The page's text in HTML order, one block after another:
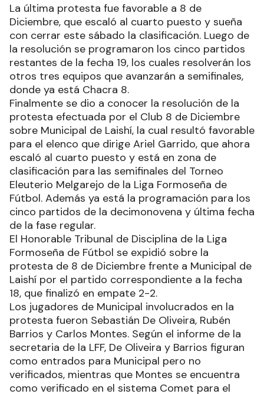
La última protesta fue favorable a 8 de
Diciembre, que escaló al cuarto puesto y sueña
con cerrar este sábado la clasificación. Luego de
la resolución se programaron los cinco partidos
restantes de la fecha 19, los cuales resolverán los
otros tres equipos que avanzarán a semifinales,
donde ya está Chacra 8.
Finalmente se dio a conocer la resolución de la
protesta efectuada por el Club 8 de Diciembre
sobre Municipal de Laishí, la cual resultó favorable
para el elenco que dirige Ariel Garrido, que ahora
escaló al cuarto puesto y está en zona de
clasificación para las semifinales del Torneo
Eleuterio Melgarejo de la Liga Formoseña de
Fútbol. Además ya está la programación para los
cinco partidos de la decimonovena y última fecha
de la fase regular.
El Honorable Tribunal de Disciplina de la Liga
Formoseña de Fútbol se expidió sobre la
protesta de 8 de Diciembre frente a Municipal de
Laishí por el partido correspondiente a la fecha
18, que finalizó en empate 2-2.
Los jugadores de Municipal involucrados en la
protesta fueron Sebastián De Oliveira, Rubén
Barrios y Carlos Montes. Según el informe de la
secretaria de la LFF, De Oliveira y Barrios figuran
como entrados para Municipal pero no
verificados, mientras que Montes se encuentra
como verificado en el sistema Comet para el